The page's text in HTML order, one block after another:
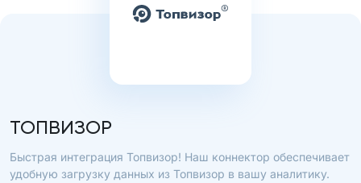
ТОПВИЗОР
Быстрая интеграция Топвизор! Наш коннектор обеспечивает
удобную загрузку данных из Топвизор в вашу аналитику.